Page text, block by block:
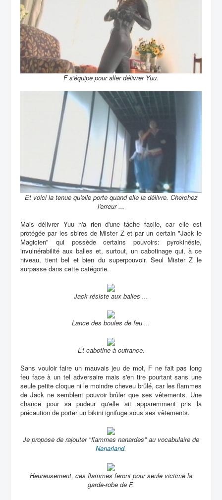
F s'équipe pour aller délivrer Yuu.
Et voici la tenue qu'elle porte quand elle la délivre. Cherchez
l'erreur ...
Mais délivrer Yuu n'a rien d'une tâche facile, car elle est
protégée par les sbires de Mister Z et par un certain "Jack le
Magicien" qui possède certains pouvoirs: pyrokinésie,
invulnérabilité aux balles et, surtout, un cabotinage qui, à ce
niveau, tient bel et bien du superpouvoir. Seul Mister Z le
surpasse dans cette catégorie.
Jack résiste aux balles ...
Lance des boules de feu ...
Et cabotine à outrance.
Sans vouloir faire un mauvais jeu de mot, F ne fait pas long
feu face à un tel adversaire mais s'en tire pourtant sans une
seule petite cloque ni le moindre cheveu brûlé, car les flammes
de Jack ne semblent pouvoir brûler que ses vêtements. Une
chance pour sa pudeur qu'elle ait apparemment pris la
précaution de porter un bikini ignifuge sous ses vêtements.
Je propose de rajouter "flammes nanardes" au vocabulaire de
Nanarland.
Heureusement, ces flammes feront pour seule victime la
garde-robe de F.